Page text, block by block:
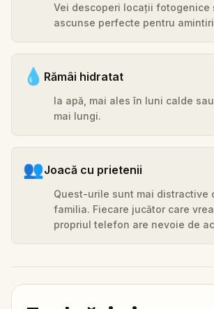
Vei descoperi locații fotogenice
ascunse perfecte pentru
💧 Rămâi hidratat
Ia apă, mai ales în luni calde
mai lungi.
👥Joacă cu prietenii
Quest-urile sunt mai distractive
familia. Fiecare jucător care
propriul telefon are nevoie de